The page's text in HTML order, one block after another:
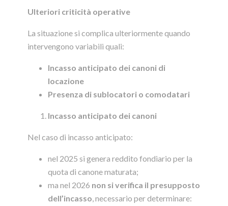
Ulteriori criticità operative
La situazione si complica ulteriormente quando
intervengono variabili quali:
Incasso anticipato dei canoni di
locazione
Presenza di sublocatori o comodatari
Incasso anticipato dei canoni
Nel caso di incasso anticipato:
nel 2025 si genera reddito fondiario per la
quota di canone maturata;
ma nel 2026 non si verifica il presupposto
dell’incasso, necessario per determinare: